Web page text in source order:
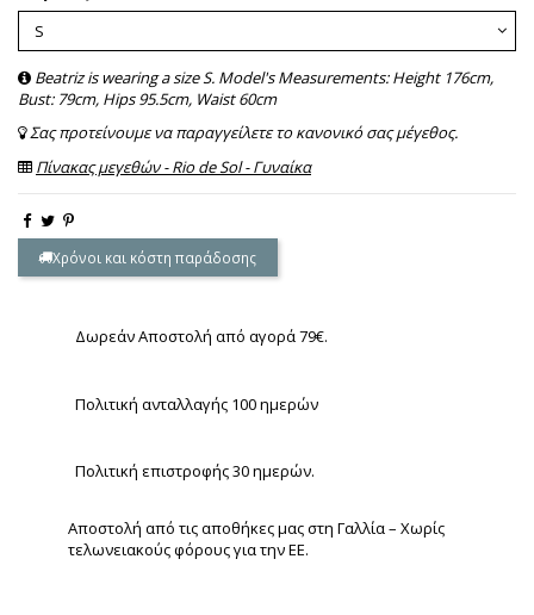
Beatriz is wearing a size S. Model's Measurements: Height 176cm,
Bust: 79cm, Hips 95.5cm, Waist 60cm
Σας προτείνουμε να παραγγείλετε το κανονικό σας μέγεθος.
Πίνακας μεγεθών - Rio de Sol - Γυναίκα
Χρόνοι και κόστη παράδοσης
Δωρεάν Αποστολή από αγορά 79€.
Πολιτική ανταλλαγής 100 ημερών
Πολιτική επιστροφής 30 ημερών.
Αποστολή από τις αποθήκες μας στη Γαλλία – Χωρίς
τελωνειακούς φόρους για την ΕΕ.